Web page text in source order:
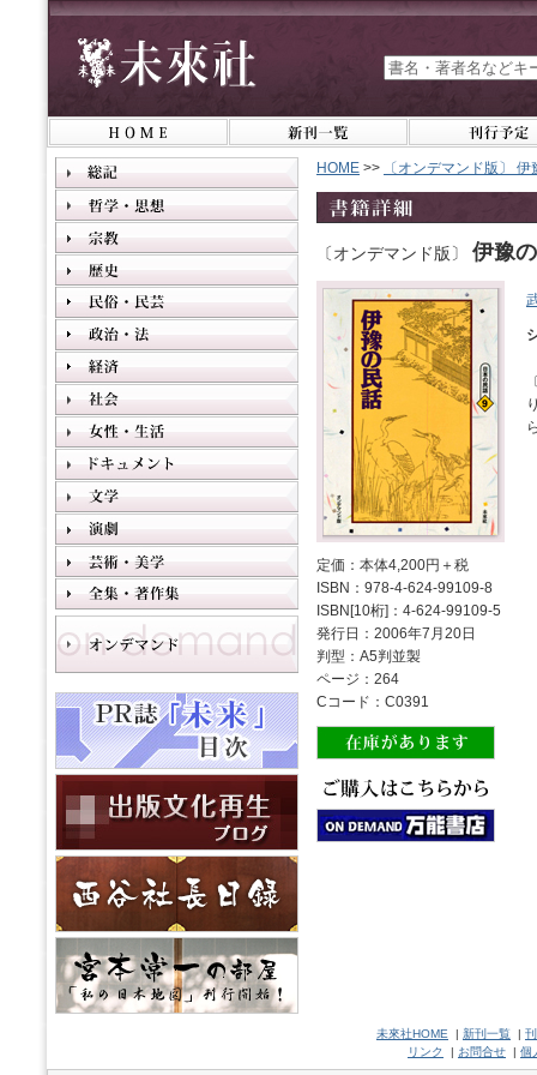
HOME >> 〔オンデマンド版〕
〔オンデマンド版〕 伊豫
定価：本体4,200円＋税
ISBN：978-4-624-99109-8
ISBN[10桁]：4-624-99109-5
発行日：2006年7月20日
判型：A5判並製
ページ：264
Cコード：C0391
未來社HOME | 新刊一覧 |
リンク
| お問合せ | 個